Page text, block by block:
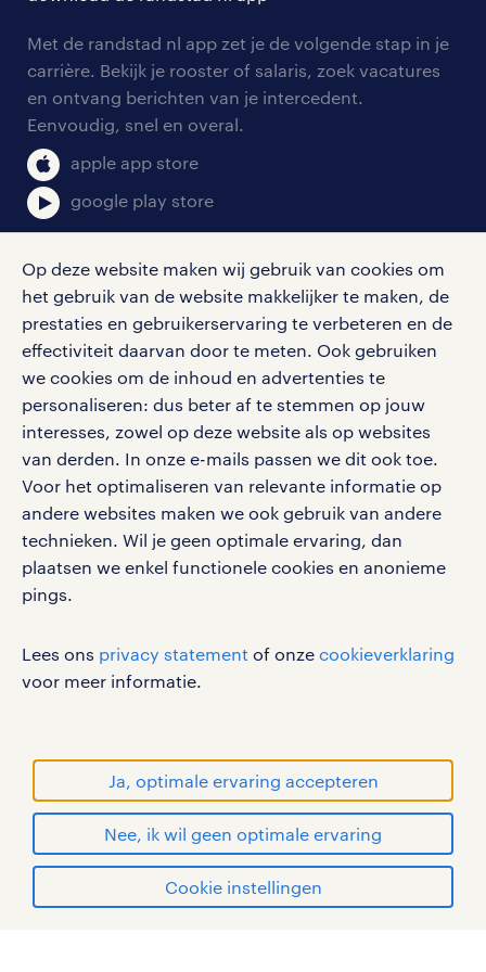
Op deze website maken wij gebruik van cookies om
het gebruik van de website makkelijker te maken, de
prestaties en gebruikerservaring te verbeteren en de
effectiviteit daarvan door te meten. Ook gebruiken
we cookies om de inhoud en advertenties te
personaliseren: dus beter af te stemmen op jouw
interesses, zowel op deze website als op websites
van derden. In onze e-mails passen we dit ook toe.
Voor het optimaliseren van relevante informatie op
andere websites maken we ook gebruik van andere
technieken. Wil je geen optimale ervaring, dan
plaatsen we enkel functionele cookies en anonieme
pings.
Lees ons privacy statement of onze cookieverklaring
voor meer informatie.
Ja, optimale ervaring accepteren
Nee, ik wil geen optimale ervaring
Cookie instellingen
personeel gezocht
aanmelden nieuwsbrief
blogs en artikelen
salarischecker
bruto-netto calculator
onze vestigingen
pers
klachten en misstanden
Met de randstad nl app zet je de volgende stap in je
carrière. Bekijk je rooster of salaris, zoek vacatures
en ontvang berichten van je intercedent.
Eenvoudig, snel en overal.
apple app store
google play store
social media
Volg ons voor de leukste content omtrent
vacatures, solliciteren en inspiratie.
werken bij randstad
gebruikersvoorwaarden
privacystatement
cookies
handelsmerken van Randstad N.V.
© Randstad 2026